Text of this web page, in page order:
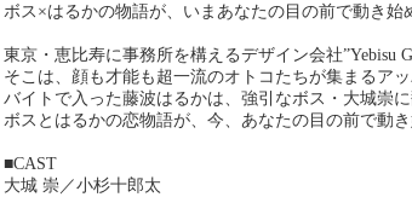
ボス×はるかの物語が、いまあなたの目の前で動き始
東京・恵比寿に事務所を構えるデザイン会社”Yebisu
そこは、顔も才能も超一流のオトコたちが集まるア
バイトで入った藤波はるかは、強引なボス・大城崇
ボスとはるかの恋物語が、今、あなたの目の前で動
■CAST
大城 崇／小杉十郎太